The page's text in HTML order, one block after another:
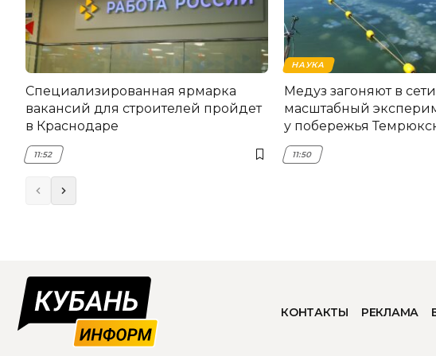
Специализированная ярмарка
вакансий для строителей пройдет
в Краснодаре
11:52
НАУКА
Медуз загоняют в
масштабный
у побережья
11:50
КОНТАКТЫ РЕКЛАМА